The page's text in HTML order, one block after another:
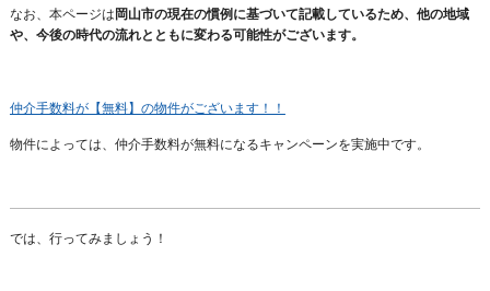
なお、本ページは岡山市の現在の慣例に基づいて記載しているため、他の地域
や、今後の時代の流れとともに変わる可能性がございます。
仲介手数料が【無料】の物件がございます！！
物件によっては、仲介手数料が無料になるキャンペーンを実施中です。
では、行ってみましょう！